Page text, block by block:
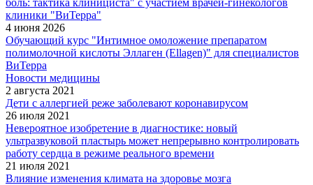
боль: тактика клинициста" с участием врачей-гинекологов
клиники "ВиТерра"
4 июня 2026
Обучающий курс "Интимное омоложение препаратом
полимолочной кислоты Эллаген (Ellagen)" для специалистов
ВиТерра
Новости медицины
2 августа 2021
Дети с аллергией реже заболевают коронавирусом
26 июля 2021
Невероятное изобретение в диагностике: новый
ультразвуковой пластырь может непрерывно контролировать
работу сердца в режиме реального времени
21 июля 2021
Влияние изменения климата на здоровье мозга